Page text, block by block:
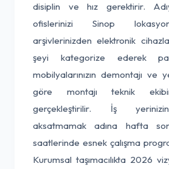
disiplin ve hız gerektirir.
ofislerinizi Sinop
arşivlerinizden elektronik
şeyi kategorize ederek
mobilyalarınızın demontajı ve
göre montajı teknik
gerçekleştirilir. İş
aksatmamak adına hafta
saatlerinde esnek çalışma
Kurumsal taşımacılıkta 2026